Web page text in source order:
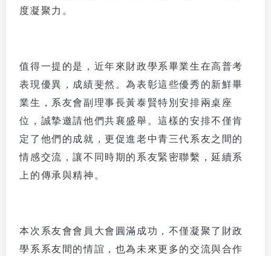
度凝聚力。
值得一提的是，近年來財政學系畢業生在高普考
表現優異，成績斐然。為表彰這些優秀的新鮮畢
業生，系友會副理事長黃泰賢特別安排兩桌座
位，誠摯邀請他們共襄盛舉。這樣的安排不僅肯
定了他們的成就，更促進老中青三代系友之間的
情感交流，讓不同時期的系友緊密聯繫，延續系
上的傳承與精神。
本次系友會會員大會圓滿成功，不僅凝聚了財政
學系系友間的情誼，也為未來更多的交流與合作